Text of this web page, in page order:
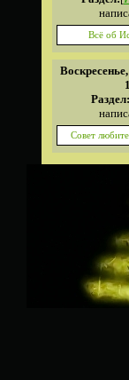
Всё об
Раздел:
Совет